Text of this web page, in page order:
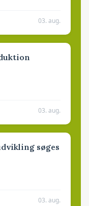
03. aug.
03. aug.
søges
03. aug.